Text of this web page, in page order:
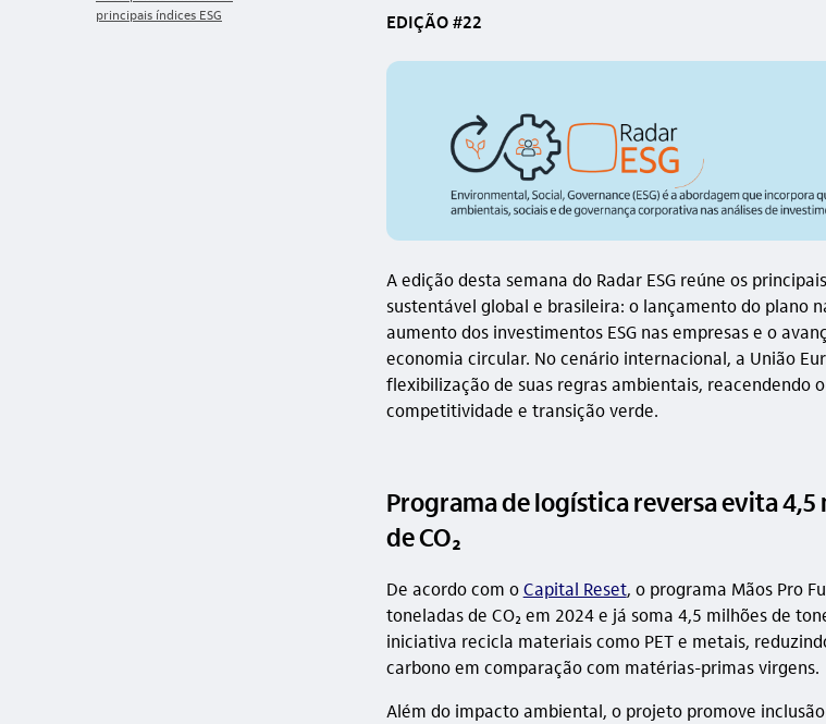
regras contábeis
principais índices ESG
EDIÇÃO #22
A edição desta semana do Radar ESG reúne os
sustentável global e brasileira: o lançamento do plano
aumento dos investimentos ESG nas empresas e o
economia circular. No cenário internacional, a União
flexibilização de suas regras ambientais, reacendendo
competitividade e transição verde.
Programa de logística reversa evita
de CO₂
De acordo com oCapital Reset, o programa Mãos Pro
toneladas de CO₂ em 2024 e já soma 4,5 milhões de
iniciativa recicla materiais como PET e metais,
carbono em comparação com matérias-primas virgens.
Além do impacto ambiental, o projeto promove